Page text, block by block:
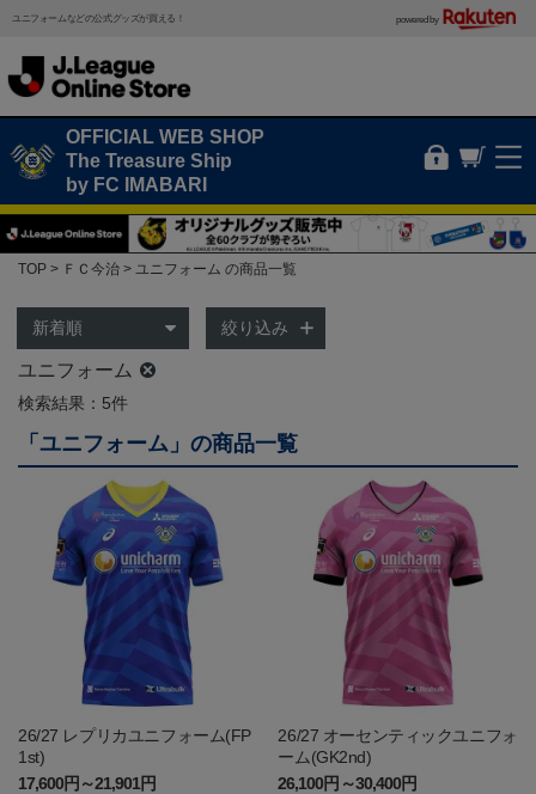
ユニフォームなどの公式グッズが買える！ powered by
OFFICIAL WEB SHOP
The Treasure Ship
by FC IMABARI
TOP ＦＣ今治 ユニフォーム の商品一覧
絞り込み
ユニフォーム
検索結果：5件
「ユニフォーム」の商品一覧
26/27 レプリカユニフォーム(FP
1st)
17,600円～21,901円
26/27 オーセンティックユニフォ
ーム(GK2nd)
26,100円～30,400円